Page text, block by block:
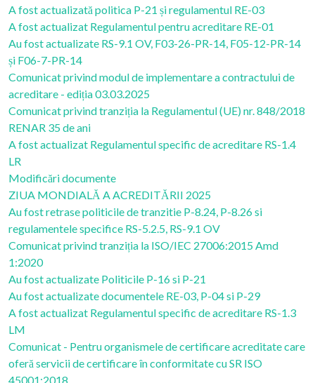
A fost actualizată politica P-21 și regulamentul RE-03
A fost actualizat Regulamentul pentru acreditare RE-01
Au fost actualizate RS-9.1 OV, F03-26-PR-14, F05-12-PR-14
și F06-7-PR-14
Comunicat privind modul de implementare a contractului de
acreditare - ediția 03.03.2025
Comunicat privind tranziția la Regulamentul (UE) nr. 848/2018
RENAR 35 de ani
A fost actualizat Regulamentul specific de acreditare RS-1.4
LR
Modificări documente
ZIUA MONDIALĂ A ACREDITĂRII 2025
Au fost retrase politicile de tranzitie P-8.24, P-8.26 si
regulamentele specifice RS-5.2.5, RS-9.1 OV
Comunicat privind tranziția la ISO/IEC 27006:2015 Amd
1:2020
Au fost actualizate Politicile P-16 si P-21
Au fost actualizate documentele RE-03, P-04 si P-29
A fost actualizat Regulamentul specific de acreditare RS-1.3
LM
Comunicat - Pentru organismele de certificare acreditate care
oferă servicii de certificare în conformitate cu SR ISO
45001:2018